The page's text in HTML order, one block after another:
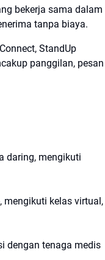
bekerja sama dalam
tanpa biaya.
StandUp
panggilan, pesan
daring, mengikuti
mengikuti kelas virtual,
dengan tenaga medis